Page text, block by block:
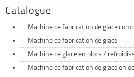
Catalogue
Machine de fabrication de glace
Machine de fabrication de glace
Machine de glace en blocs /
Machine de fabrication de glace en